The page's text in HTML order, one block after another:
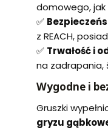
domowego,
✅
z REACH,
✅ Trwałość i
na zadrapania,
Wygodne i
Gruszki
gryzu